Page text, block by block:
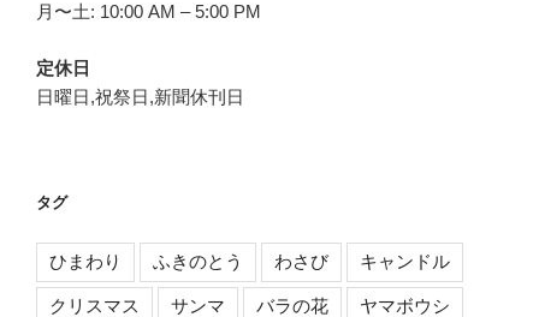
月〜土: 10:00 AM – 5:00 PM
定休日
日曜日,祝祭日,新聞休刊日
タグ
ひまわり ふきのとう わさび キャンドル
クリスマス サンマ バラの花 ヤマボウシ